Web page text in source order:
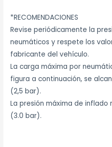
*RECOMENDACIONES
Revise periódicamente la
neumáticos y respete los
fabricante del vehículo.
La carga máxima por
figura a continuación, se
(2,5 bar).
La presión máxima de
(3.0 bar).